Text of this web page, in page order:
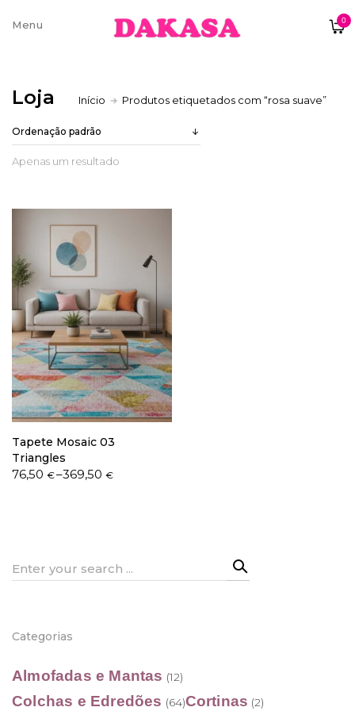
0
Sobre nós
Trocas e Devoluções
Termos e condições
Loja Início Produtos etiquetados com “rosa suave”
Apenas um resultado
Tapete Mosaic 03
Triangles
76,50 €–369,50€
Price
Search
Categorias
Almofadas e Mantas (12)
Colchas e Edredões (64)Cortinas (2)